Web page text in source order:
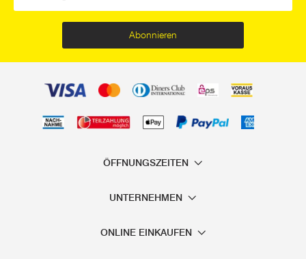
Abonnieren
ÖFFNUNGSZEITEN
UNTERNEHMEN
ONLINE EINKAUFEN